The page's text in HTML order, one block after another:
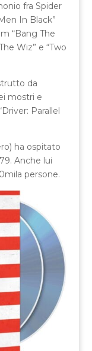
fra Spider
In Black”
“Bang The
Wiz” e “Two
da
mostri e
Parallel
ha ospitato
Anche lui
persone.